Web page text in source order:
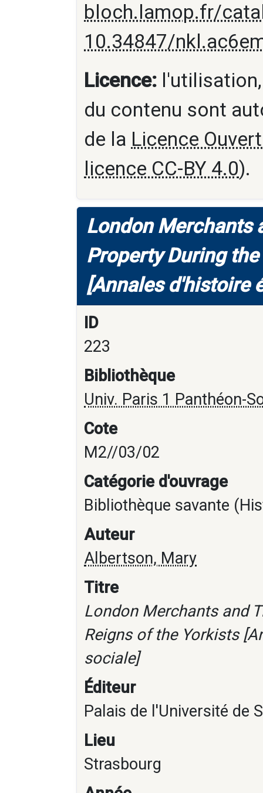
bloch.lamop.fr/
10.34847/
Licence:
du contenu sont
de la Licence
licence CC-BY 4.0).
London Merchants
Property During
[Annales d'histoire
ID
223
Bibliothèque
Univ. Paris 1 Panthéon-
Cote
M2//03/02
Catégorie d'ouvrage
Bibliothèque savante
Auteur
Albertson, Mary
Titre
London Merchants and
Reigns of the Yorkists
sociale]
Éditeur
Palais de l'Université de
Lieu
Strasbourg